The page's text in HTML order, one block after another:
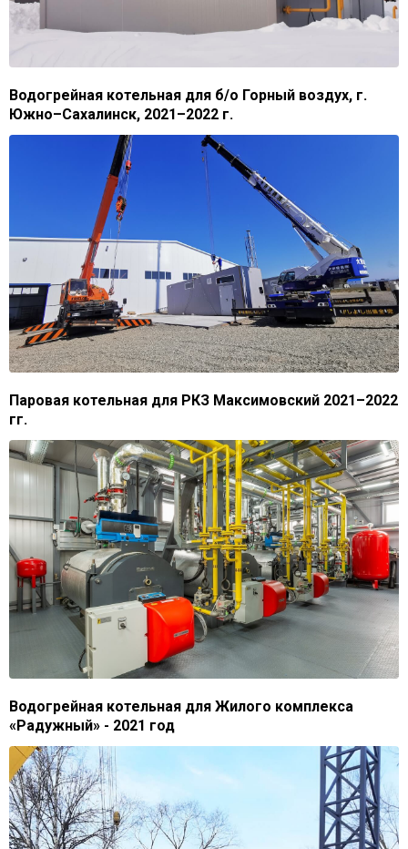
Водогрейная котельная для б/о Горный воздух, г.
Южно–Сахалинск, 2021–2022 г.
Паровая котельная для РКЗ Максимовский 2021–2022
гг.
Водогрейная котельная для Жилого комплекса
«Радужный» - 2021 год